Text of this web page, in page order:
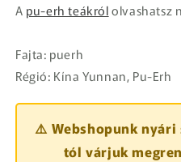
A pu-erh teákrólolvashatsz
Fajta: puerh
Régió: Kína Yunnan, Pu-Erh
⚠️ Webshopunk
tól várjuk